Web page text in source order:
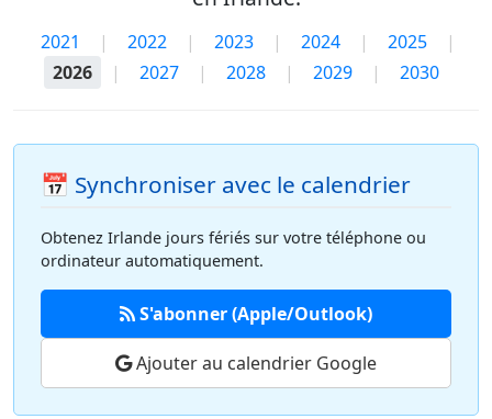
2021 | 2022 | 2023 | 2024 | 2025
|
2026
| 2027 | 2028 | 2029 | 2030
📅 Synchroniser avec le calendrier
Obtenez Irlande jours fériés sur votre téléphone ou
ordinateur automatiquement.
S'abonner (Apple/Outlook)
Ajouter au calendrier Google